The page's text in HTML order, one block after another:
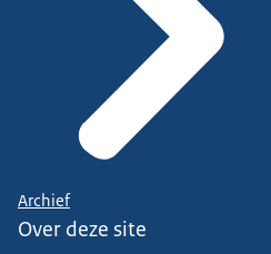
Archief
Over deze site